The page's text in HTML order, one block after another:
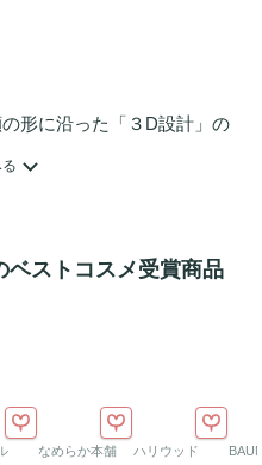
形に沿った「３D設計」の
を中心とした化粧品研究
ベストコスメ受賞商品
なめらか本舗 ハリウッド